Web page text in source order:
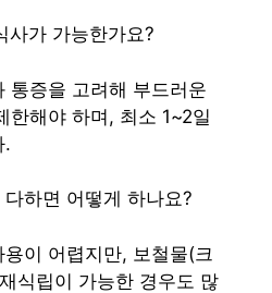
사가 가능한가요?
통증을 고려해 부드러운
한해야 하며, 최소 1~2일
.
하면 어떻게 하나요?
이 어렵지만, 보철물(크
식립이 가능한 경우도 많